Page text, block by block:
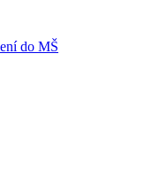
do MŠ